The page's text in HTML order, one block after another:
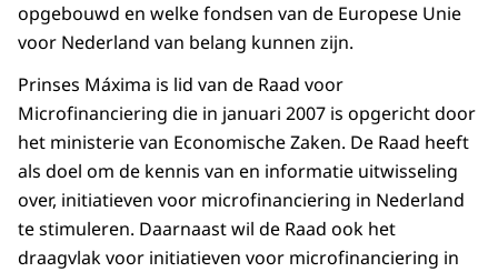
opgebouwd en welke fondsen van de Europese Unie
voor Nederland van belang kunnen zijn.
Prinses Máxima is lid van de Raad voor
Microfinanciering die in januari 2007 is opgericht door
het ministerie van Economische Zaken. De Raad heeft
als doel om de kennis van en informatie uitwisseling
over, initiatieven voor microfinanciering in Nederland
te stimuleren. Daarnaast wil de Raad ook het
draagvlak voor initiatieven voor microfinanciering in